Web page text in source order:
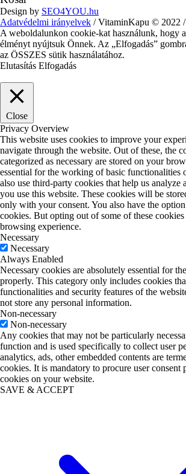
Design by SEO4YOU.hu
Adatvédelmi irányelvek / VitaminKapu © 2022 /
A weboldalunkon cookie-kat használunk, hogy
élményt nyújtsuk Önnek. Az „Elfogadás”
az ÖSSZES sütik használatához.
Elutasítás Elfogadás
Close
Privacy Overview
This website uses cookies to improve your
navigate through the website. Out of these, the
categorized as necessary are stored on your
essential for the working of basic functionalities
also use third-party cookies that help us analyze
you use this website. These cookies will be
only with your consent. You also have the
cookies. But opting out of some of these
browsing experience.
Necessary
Necessary
Always Enabled
Necessary cookies are absolutely essential for
properly. This category only includes cookies
functionalities and security features of the
not store any personal information.
Non-necessary
Non-necessary
Any cookies that may not be particularly
function and is used specifically to collect user
analytics, ads, other embedded contents are
cookies. It is mandatory to procure user consent
cookies on your website.
SAVE & ACCEPT